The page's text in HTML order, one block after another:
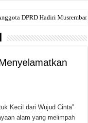
DPRD Hadiri
Kecil dari Wujud Cinta”
alam yang melimpah